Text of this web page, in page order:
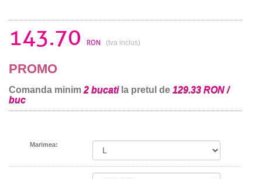
143.70 RON (tva inclus)
PROMO
Comanda minim2 bucatila pretul de 129.33 RON /
buc
Marimea: